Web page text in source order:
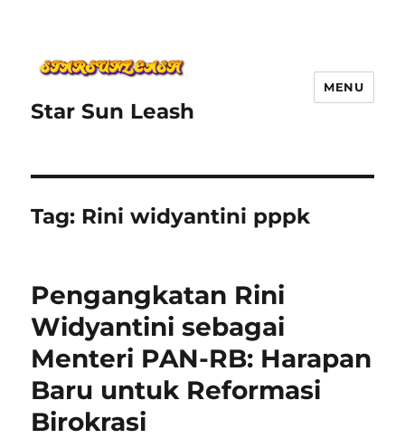
Star Sun Leash
MENU
Tag: Rini widyantini pppk
Pengangkatan Rini
Widyantini sebagai
Menteri PAN-RB: Harapan
Baru untuk Reformasi
Birokrasi